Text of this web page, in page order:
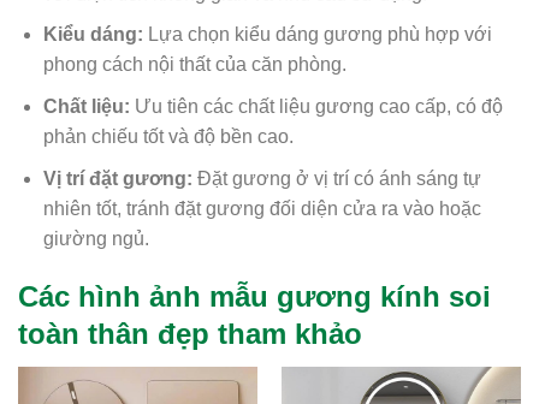
Kiểu dáng: Lựa chọn kiểu dáng gương phù hợp với
phong cách nội thất của căn phòng.
Chất liệu: Ưu tiên các chất liệu gương cao cấp, có độ
phản chiếu tốt và độ bền cao.
Vị trí đặt gương: Đặt gương ở vị trí có ánh sáng tự
nhiên tốt, tránh đặt gương đối diện cửa ra vào hoặc
giường ngủ.
Các hình ảnh mẫu gương kính soi
toàn thân đẹp tham khảo